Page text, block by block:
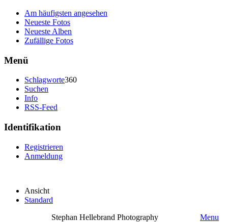
Am häufigsten angesehen
Neueste Fotos
Neueste Alben
Zufällige Fotos
Menü
Schlagworte360
Suchen
Info
RSS-Feed
Identifikation
Registrieren
Anmeldung
Ansicht
Standard
Stephan Hellebrand Photography
Menu